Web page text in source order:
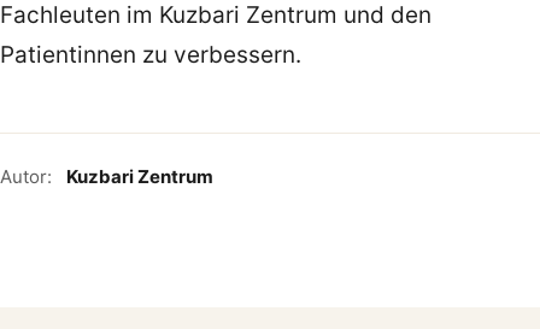
Fachleuten im Kuzbari Zentrum und den
Patientinnen zu verbessern.
Autor: Kuzbari Zentrum